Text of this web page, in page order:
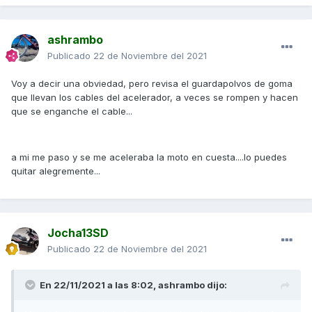
ashrambo
Publicado 22 de Noviembre del 2021
Voy a decir una obviedad, pero revisa el guardapolvos de goma
que llevan los cables del acelerador, a veces se rompen y hacen
que se enganche el cable...
a mi me paso y se me aceleraba la moto en cuesta....lo puedes
quitar alegremente...
Jocha13SD
Publicado 22 de Noviembre del 2021
En 22/11/2021 a las 8:02, ashrambo dijo: